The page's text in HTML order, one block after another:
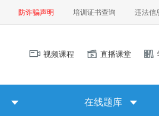
防诈骗声明 培训证书查询 违法信
视频课程 直播课堂
在线题库